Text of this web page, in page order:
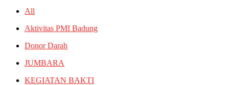
All
Aktivitas PMI Badung
Donor Darah
JUMBARA
KEGIATAN BAKTI